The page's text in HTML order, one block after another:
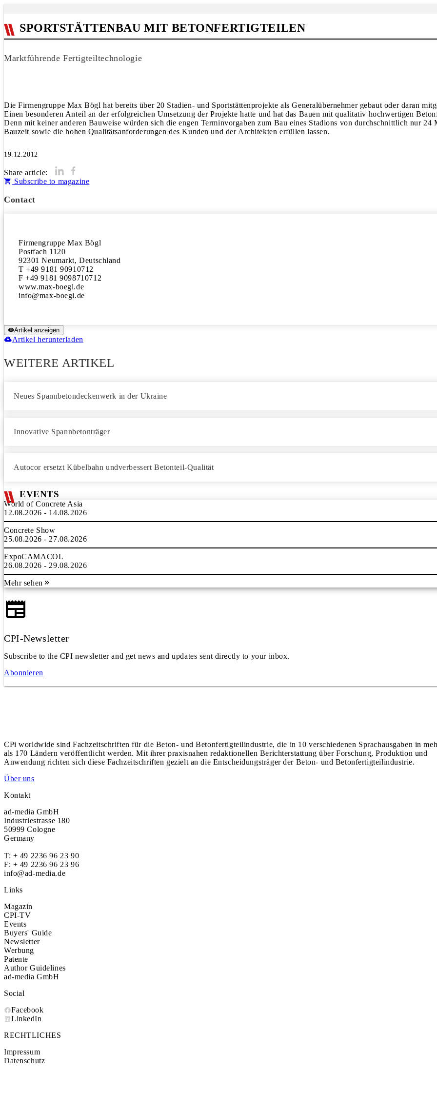
SPORTSTÄTTENBAU MIT BETONFERTIGTEILEN
Marktführende Fertigteiltechnologie
Die Firmengruppe Max Bögl hat bereits über 20 Stadien- und Sportstättenprojekte als Generalübernehmer gebaut oder daran
Einen besonderen Anteil an der erfolgreichen Umsetzung der Projekte hatte und hat das Bauen mit qualitativ hochwertigen
Denn mit keiner anderen Bauweise würden sich die engen Terminvorgaben zum Bau eines Stadions von durchschnittlich nur 24
Bauzeit sowie die hohen Qualitätsanforderungen des Kunden und der Architekten erfüllen lassen.
19.12.2012
Share article:
Subscribe to magazine
Contact
Firmengruppe Max Bögl
Postfach 1120
92301 Neumarkt, Deutschland
T +49 9181 90910712
F +49 9181 9098710712
www.max-boegl.de
Artikel anzeigen
Artikel herunterladen
WEITERE ARTIKEL
Neues Spannbetondeckenwerk in der Ukraine
Innovative Spannbetonträger
Autocor ersetzt Kübelbahn undverbessert Betonteil-Qualität
EVENTS
World of Concrete Asia
12.08.2026 - 14.08.2026
Concrete Show
25.08.2026 - 27.08.2026
ExpoCAMACOL
26.08.2026 - 29.08.2026
Mehr sehen
CPI-Newsletter
Subscribe to the CPI newsletter and get news and updates sent directly to your inbox.
Abonnieren
CPi worldwide sind Fachzeitschriften für die Beton- und Betonfertigteilindustrie, die in 10 verschiedenen Sprachausgaben in
als 170 Ländern veröffentlicht werden. Mit ihrer praxisnahen redaktionellen Berichterstattung über Forschung, Produktion und
Anwendung richten sich diese Fachzeitschriften gezielt an die Entscheidungsträger der Beton- und Betonfertigteilindustrie.
Über uns
Kontakt
ad-media GmbH
Industriestrasse 180
50999 Cologne
Germany
T: + 49 2236 96 23 90
F: + 49 2236 96 23 96
info@ad-media.de
Links
Magazin
CPI-TV
Events
Buyers' Guide
Newsletter
Werbung
Patente
Author Guidelines
ad-media GmbH
Social
Facebook
LinkedIn
RECHTLICHES
Impressum
Datenschutz